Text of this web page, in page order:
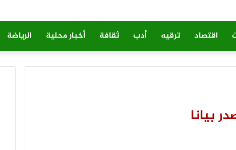
اقتصاد ترقيه أدب ثقافة أخبار محلية الرياضة
بيانا